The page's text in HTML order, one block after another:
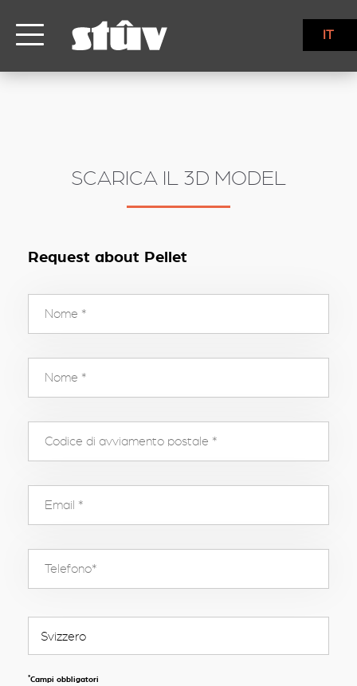
IT
SCARICA IL 3D MODEL
Request about Pellet
*Campi obbligatori